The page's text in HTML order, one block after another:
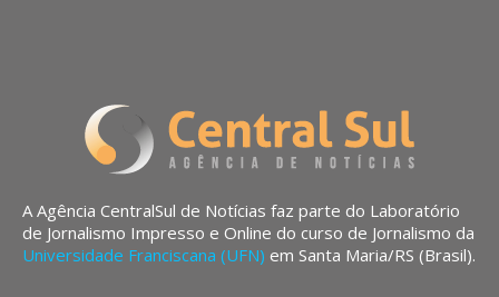
A Agência CentralSul de Notícias faz parte do Laboratório
de Jornalismo Impresso e Online do curso de Jornalismo da
Universidade Franciscana (UFN) em Santa Maria/RS (Brasil).